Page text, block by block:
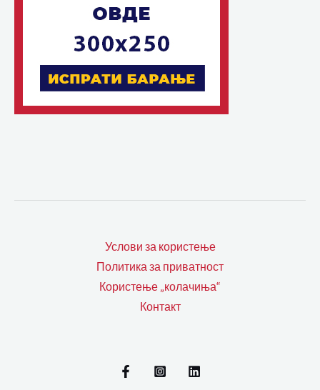
Услови за користење
Политика за приватност
Користење „колачиња“
Контакт